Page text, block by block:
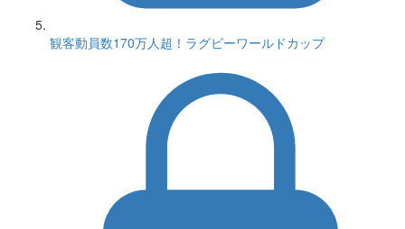
観客動員数170万人超！ラグビーワールドカップ